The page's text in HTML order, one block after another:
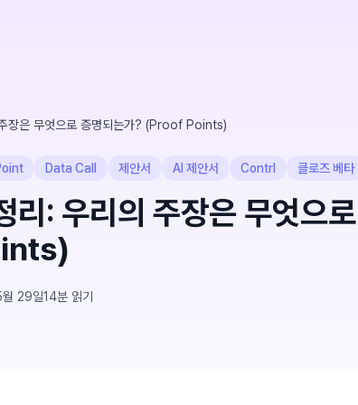
장은 무엇으로 증명되는가? (Proof Points)
Data Call 제안서 AI 제안서 Contrl 클로즈 베타
: 우리의 주장은 무엇으
29일14분 읽기